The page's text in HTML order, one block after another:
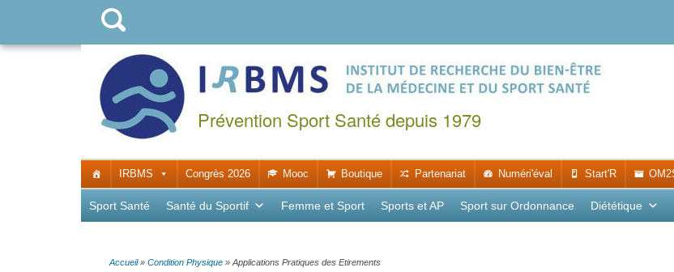
Prévention Sport Santé depuis 1979
IRBMS Congrès 2026 Mooc Boutique Partenariat Numéri'éval Start'R
Sport Santé Santé du Sportif Femme et Sport Sports et AP Sport sur Ordonnance Diététique
Accueil» Condition Physique» Applications Pratiques des Etirements